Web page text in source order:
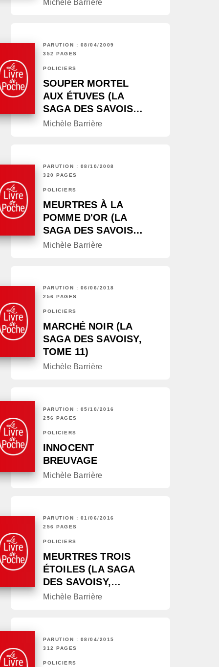
Michèle Barrière
PARUTION : 08/04/2009
352 PAGES
POLICIERS
SOUPER MORTEL
AUX ÉTUVES (LA
SAGA DES SAVOIS…
Michèle Barrière
PARUTION : 08/10/2008
320 PAGES
POLICIERS
MEURTRES À LA
POMME D'OR (LA
SAGA DES SAVOIS…
Michèle Barrière
PARUTION : 06/06/2018
256 PAGES
POLICIERS
MARCHÉ NOIR (LA
SAGA DES SAVOISY,
TOME 11)
Michèle Barrière
PARUTION : 05/10/2016
256 PAGES
POLICIERS
INNOCENT
BREUVAGE
Michèle Barrière
PARUTION : 01/06/2016
256 PAGES
POLICIERS
MEURTRES TROIS
ÉTOILES (LA SAGA
DES SAVOISY,…
Michèle Barrière
PARUTION : 08/04/2015
312 PAGES
POLICIERS